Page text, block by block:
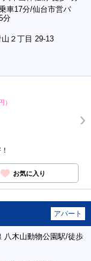
車17分/仙台市営バ
分
２丁目 29-13
）
お気に入り
アパート
八木山動物公園駅/徒歩